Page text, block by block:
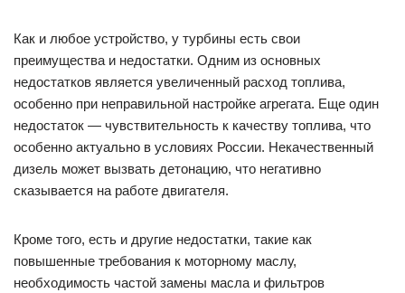
Как и любое устройство, у турбины есть свои
преимущества и недостатки. Одним из основных
недостатков является увеличенный расход топлива,
особенно при неправильной настройке агрегата. Еще один
недостаток — чувствительность к качеству топлива, что
особенно актуально в условиях России. Некачественный
дизель может вызвать детонацию, что негативно
сказывается на работе двигателя.
Кроме того, есть и другие недостатки, такие как
повышенные требования к моторному маслу,
необходимость частой замены масла и фильтров